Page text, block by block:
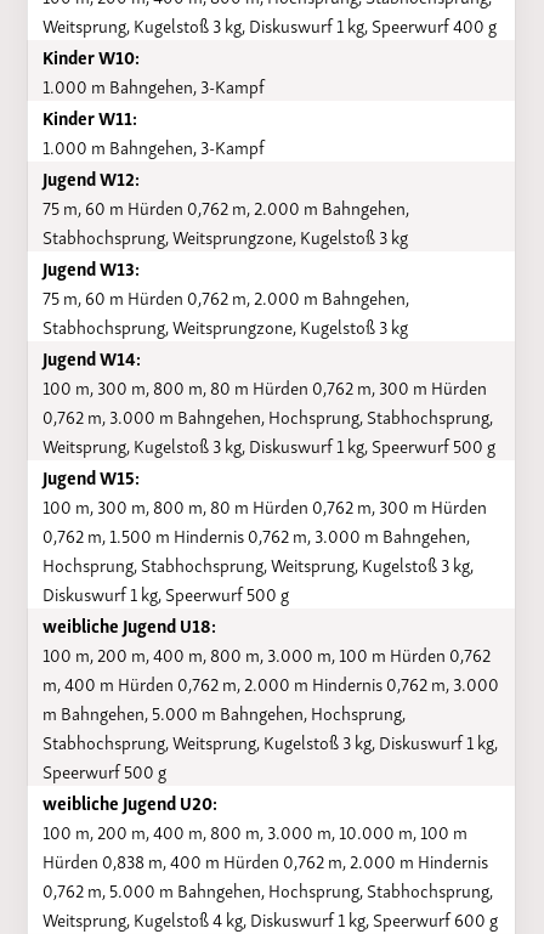
Weitsprung, Kugelstoß 3 kg, Diskuswurf 1 kg, Speerwurf 400 g
Kinder W10:
1.000 m Bahngehen, 3-Kampf
Kinder W11:
1.000 m Bahngehen, 3-Kampf
Jugend W12:
75 m, 60 m Hürden 0,762 m, 2.000 m Bahngehen,
Stabhochsprung, Weitsprungzone, Kugelstoß 3 kg
Jugend W13:
75 m, 60 m Hürden 0,762 m, 2.000 m Bahngehen,
Stabhochsprung, Weitsprungzone, Kugelstoß 3 kg
Jugend W14:
100 m, 300 m, 800 m, 80 m Hürden 0,762 m, 300 m Hürden
0,762 m, 3.000 m Bahngehen, Hochsprung, Stabhochsprung,
Weitsprung, Kugelstoß 3 kg, Diskuswurf 1 kg, Speerwurf 500 g
Jugend W15:
100 m, 300 m, 800 m, 80 m Hürden 0,762 m, 300 m Hürden
0,762 m, 1.500 m Hindernis 0,762 m, 3.000 m Bahngehen,
Hochsprung, Stabhochsprung, Weitsprung, Kugelstoß 3 kg,
Diskuswurf 1 kg, Speerwurf 500 g
weibliche Jugend U18:
100 m, 200 m, 400 m, 800 m, 3.000 m, 100 m Hürden 0,762
m, 400 m Hürden 0,762 m, 2.000 m Hindernis 0,762 m, 3.000
m Bahngehen, 5.000 m Bahngehen, Hochsprung,
Stabhochsprung, Weitsprung, Kugelstoß 3 kg, Diskuswurf 1 kg,
Speerwurf 500 g
weibliche Jugend U20:
100 m, 200 m, 400 m, 800 m, 3.000 m, 10.000 m, 100 m
Hürden 0,838 m, 400 m Hürden 0,762 m, 2.000 m Hindernis
0,762 m, 5.000 m Bahngehen, Hochsprung, Stabhochsprung,
Weitsprung, Kugelstoß 4 kg, Diskuswurf 1 kg, Speerwurf 600 g